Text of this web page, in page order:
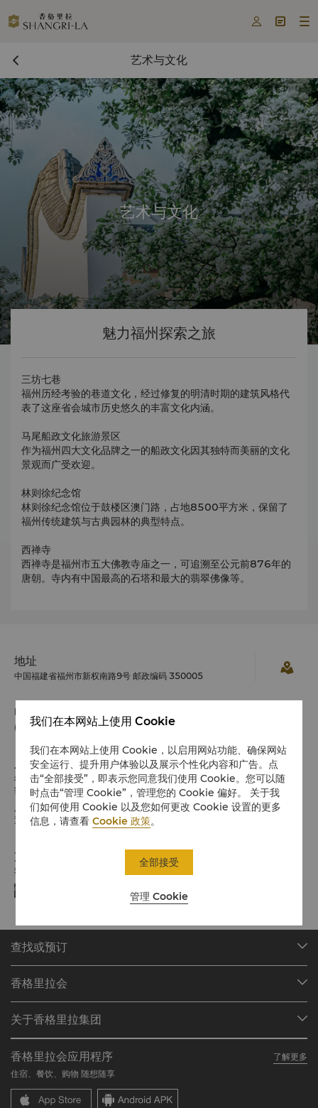
  
艺术与文化
艺术与文化
魅力福州探索之旅
三坊七巷
福州历经考验的巷道文化，经过修复的明清时期的建筑风格代
表了这座省会城市历史悠久的丰富文化内涵。
马尾船政文化旅游景区
作为福州四大文化品牌之一的船政文化因其独特而美丽的文化
景观而广受欢迎。
林则徐纪念馆
林则徐纪念馆位于鼓楼区澳门路，占地8500平方米，保留了
福州传统建筑与古典园林的典型特点。
西禅寺
西禅寺是福州市五大佛教寺庙之一，可追溯至公元前876年的
唐朝。寺内有中国最高的石塔和最大的翡翠佛像等。
地址
中国福建省福州市新权南路9号 邮政编码 350005
电话
(86 591) 8798 8888
入住 / 退房
希望您入住愉快
请留意入住/退房时间:
入住：下午2时
退房：中午12时
支付方式
我们接受指定平台的在线支付方式:
查找或预订
查找预订
餐厅与酒吧
香格里拉会
加入香格里拉会
常见问题
联络我们
关于香格里拉集团
我们的酒店品牌
香格里拉中心
香格里拉公寓
职业发展
企业社会责任
新闻稿
香格里拉会应用程序
了解更多
住宿、餐饮、购物 随想随享
我们在本网站上使用 Cookie
我们在本网站上使用 Cookie，以启用网站功能、确保网站
安全运行、提升用户体验以及展示个性化内容和广告。点
击“全部接受”，即表示您同意我们使用 Cookie。您可以随
时点击“管理 Cookie”，管理您的 Cookie 偏好。 关于我
们如何使用 Cookie 以及您如何更改 Cookie 设置的更多
信息，请查看Cookie 政策。
管理 Cookie
全部接受